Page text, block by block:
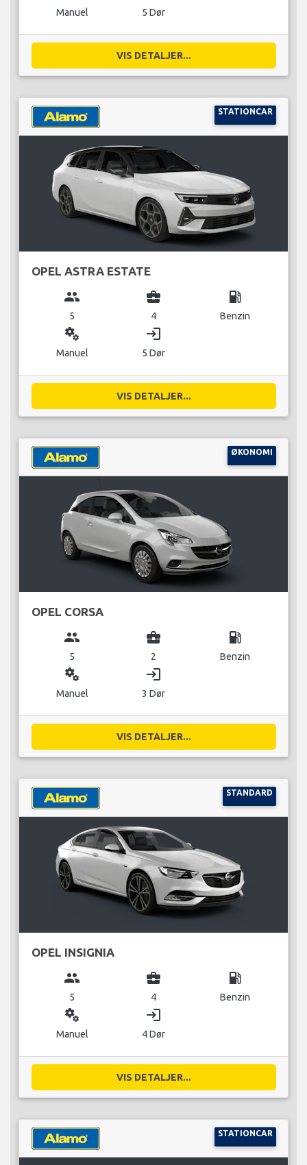
Manuel 5 Dør
VIS DETALJER...
STATIONCAR
OPEL ASTRA ESTATE
group
5
business_center
4
local_gas_station
Benzin
miscellaneous_services
Manuel
login
5 Dør
VIS DETALJER...
ØKONOMI
OPEL CORSA
group
5
business_center
2
local_gas_station
Benzin
miscellaneous_services
Manuel
login
3 Dør
VIS DETALJER...
STANDARD
OPEL INSIGNIA
group
5
business_center
4
local_gas_station
Benzin
miscellaneous_services
Manuel
login
4 Dør
VIS DETALJER...
STATIONCAR